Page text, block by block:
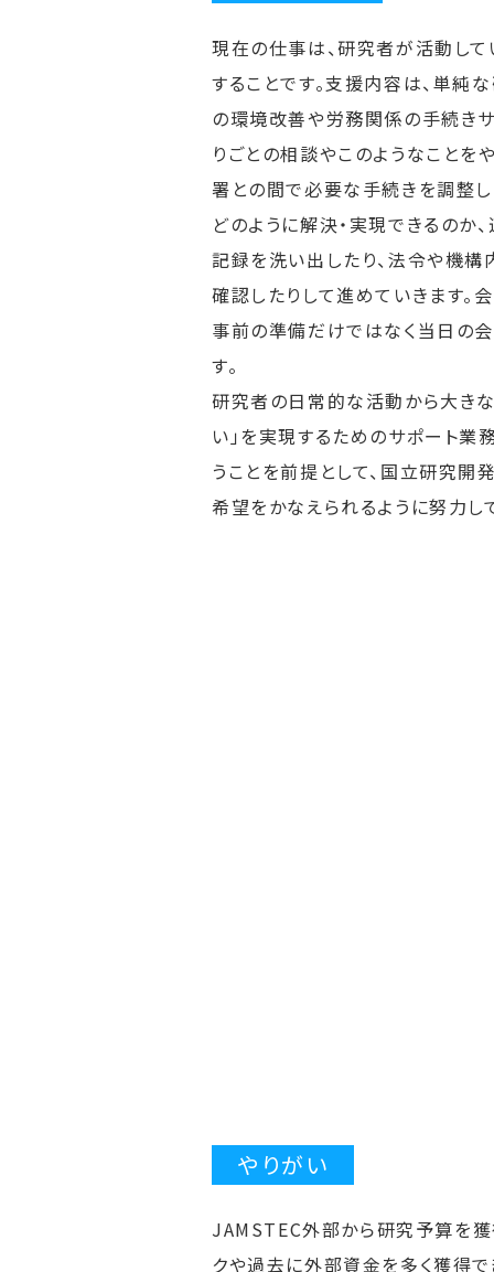
現在の仕事は、研究者が活動し
することです。支援内容は、単純
の環境改善や労務関係の手続き
りごとの相談やこのようなことを
署との間で必要な手続きを調整し
どのように解決・実現できるの
記録を洗い出したり、法令や機
確認したりして進めていきます。
事前の準備だけではなく当日の
す。
研究者の日常的な活動から大きな
い」を実現するためのサポート業
うことを前提として、国立研究
希望をかなえられるように努力し
やりがい
JAMSTEC外部から研究予算を獲
クや過去に外部資金を多く獲得